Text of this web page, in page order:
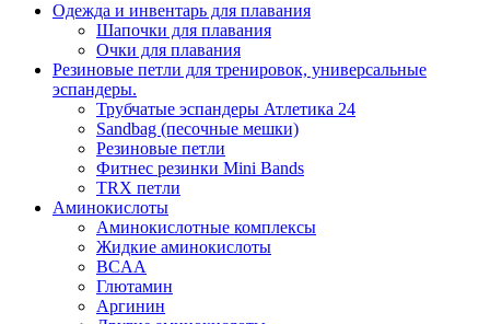
Одежда и инвентарь для плавания
Шапочки для плавания
Очки для плавания
Резиновые петли для тренировок, универсальные
эспандеры.
Трубчатые эспандеры Атлетика 24
Sandbag (песочные мешки)
Резиновые петли
Фитнес резинки Mini Bands
TRX петли
Аминокислоты
Аминокислотные комплексы
Жидкие аминокислоты
BCAA
Глютамин
Аргинин